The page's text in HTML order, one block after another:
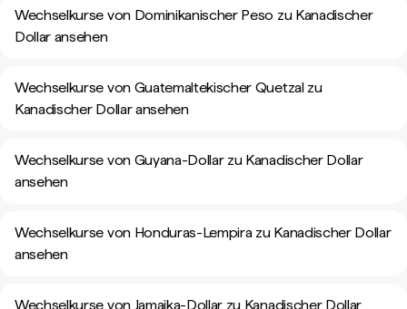
Wechselkurse von Dominikanischer Peso zu Kanadischer
Dollar ansehen
Wechselkurse von Guatemaltekischer Quetzal zu
Kanadischer Dollar ansehen
Wechselkurse von Guyana-Dollar zu Kanadischer Dollar
ansehen
Wechselkurse von Honduras-Lempira zu Kanadischer Dollar
ansehen
Wechselkurse von Jamaika-Dollar zu Kanadischer Dollar